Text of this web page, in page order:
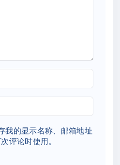
我的显示名称、邮箱地址
评论时使用。